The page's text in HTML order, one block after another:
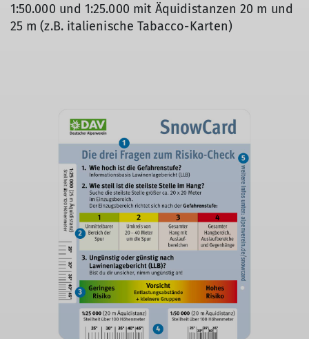
1:50.000 und 1:25.000 mit Äquidistanzen 20 m und
25 m (z.B. italienische Tabacco-Karten)